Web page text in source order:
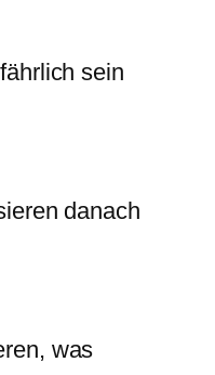
sein
danach
was